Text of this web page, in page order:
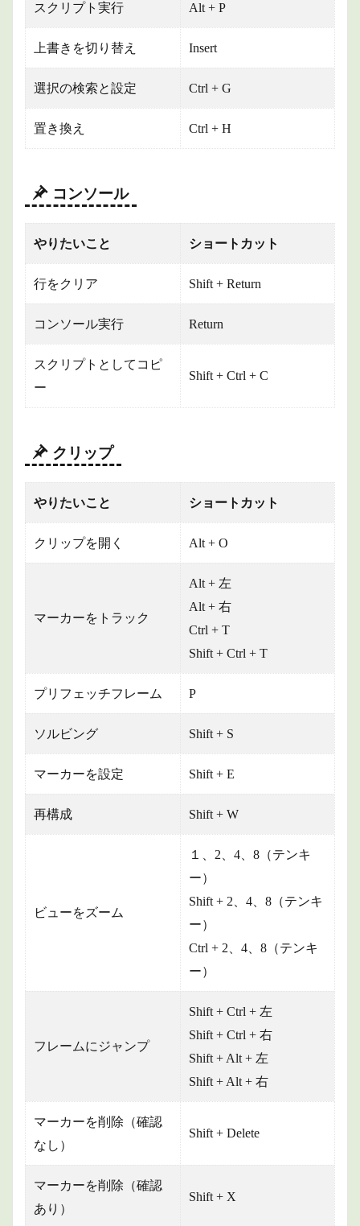
スクリプト実行 Alt + P
上書きを切り替え Insert
選択の検索と設定 Ctrl + G
置き換え Ctrl + H
コンソール
やりたいこと ショートカット
行をクリア Shift + Return
コンソール実行 Return
スクリプトとしてコピ
ー
Shift + Ctrl + C
クリップ
やりたいこと ショートカット
クリップを開く Alt + O
マーカーをトラック
Alt + 左
Alt + 右
Ctrl + T
Shift + Ctrl + T
プリフェッチフレーム P
ソルビング Shift + S
マーカーを設定 Shift + E
再構成 Shift + W
ビューをズーム
１、2、4、8（テンキ
ー）
Shift + 2、4、8（テンキ
ー）
Ctrl + 2、4、8（テンキ
ー）
フレームにジャンプ
Shift + Ctrl + 左
Shift + Ctrl + 右
Shift + Alt + 左
Shift + Alt + 右
マーカーを削除（確認
なし）
Shift + Delete
マーカーを削除（確認
あり）
Shift + X